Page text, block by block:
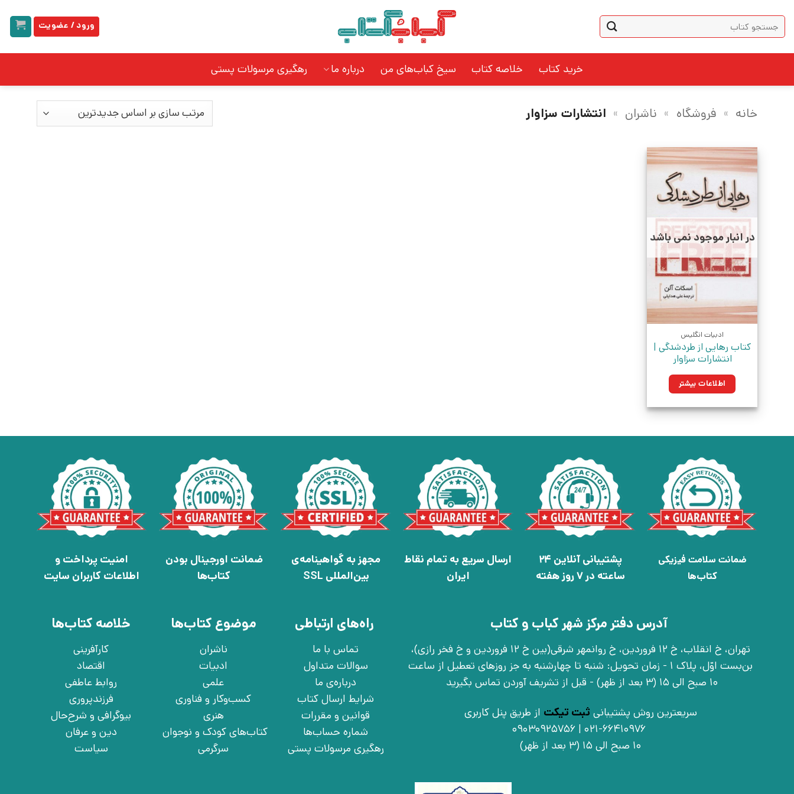
content
جستجو
برای:
ورود / عضویت
خرید کتاب خلاصه کتاب سیخ کباب‌های من درباره ما رهگیری مرسولات پستی
خانه » فروشگاه » ناشران » انتشارات سزاوار
در انبار موجود نمی باشد
ادبیات انگلیس
کتاب رهایی از طردشدگی |
انتشارات سزاوار
اطلاعات بیشتر
ضمانت سلامت فیزیکی
کتاب‌ها
پشتیبانی آنلاین 24
ساعته در 7 روز هفته
ارسال سریع به تمام نقاط
ایران
مجهز به گواهینامه‌ی
بین‌المللی SSL
ضمانت اورجینال بودن
کتاب‌ها
امنیت پرداخت و
اطلاعات کاربران سایت
آدرس دفتر مرکز شهر کباب و کتاب
تهران، خ انقلاب، خ 12 فروردین، خ روانمهر شرقی(بین خ 12 فروردین و خ فخر رازی)،
بن‌بست اوّل، پلاک 1 - زمان تحویل: شنبه تا چهارشنبه به جز روزهای تعطیل از ساعت
10 صبح الی 15 (3 بعد از ظهر) - قبل از تشریف آوردن تماس بگیرید
سریعترین روش پشتیبانی ثبت تیکت از طریق پنل کاربری
10 صبح الی 15 (3 بعد از ظهر)
راه‌های ارتباطی
تماس با ما
سوالات متداول
درباره‌ی ما
شرایط ارسال کتاب
قوانین و مقررات
شماره حساب‌ها
رهگیری مرسولات پستی
موضوع کتاب‌ها
ناشران
ادبیات
علمی
کسب‌وکار و فناوری
هنری
کتاب‌های کودک و نوجوان
سرگرمی
خلاصه کتاب‌ها
کارآفرینی
اقتصاد
روابط عاطفی
فرزندپروری
بیوگرافی و شرح‌حال
دین و عرفان
سیاست